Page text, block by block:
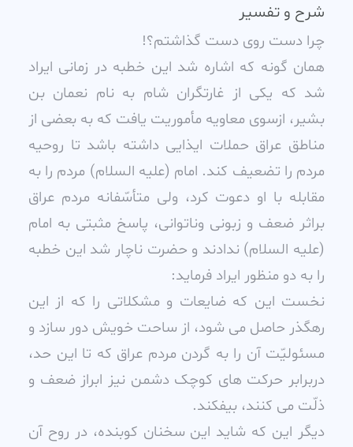
شرح و تفسیر
چرا دست روى دست گذاشتم؟!
همان گونه که اشاره شد اين خطبه در زمانى ايراد
شد که يکى از غارتگران شام به نام نعمان بن
بشير، ازسوى معاويه مأموريت يافت که به بعضى از
مناطق عراق حملات ايذايى داشته باشد تا روحيه
مردم را تضعيف کند. امام (عليه السلام) مردم را به
مقابله با او دعوت کرد، ولى متأسّفانه مردم عراق
براثر ضعف و زبونى وناتوانى، پاسخ مثبتى به امام
(عليه السلام) ندادند و حضرت ناچار شد اين خطبه
را به دو منظور ايراد فرمايد:
نخست اين که ضايعات و مشکلاتى را که از اين
رهگذر حاصل مى شود، از ساحت خويش دور سازد و
مسئوليّت آن را به گردن مردم عراق که تا اين حد،
دربرابر حرکت هاى کوچک دشمن نيز ابراز ضعف و
ذلّت مى کنند، بيفکند.
ديگر اين که شايد اين سخنان کوبنده، در روح آن